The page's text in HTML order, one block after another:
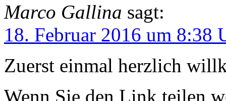
Marco Gallina sagt:
18. Februar 2016 um 8:38
Zuerst einmal herzlich
Wenn Sie den Link teilen